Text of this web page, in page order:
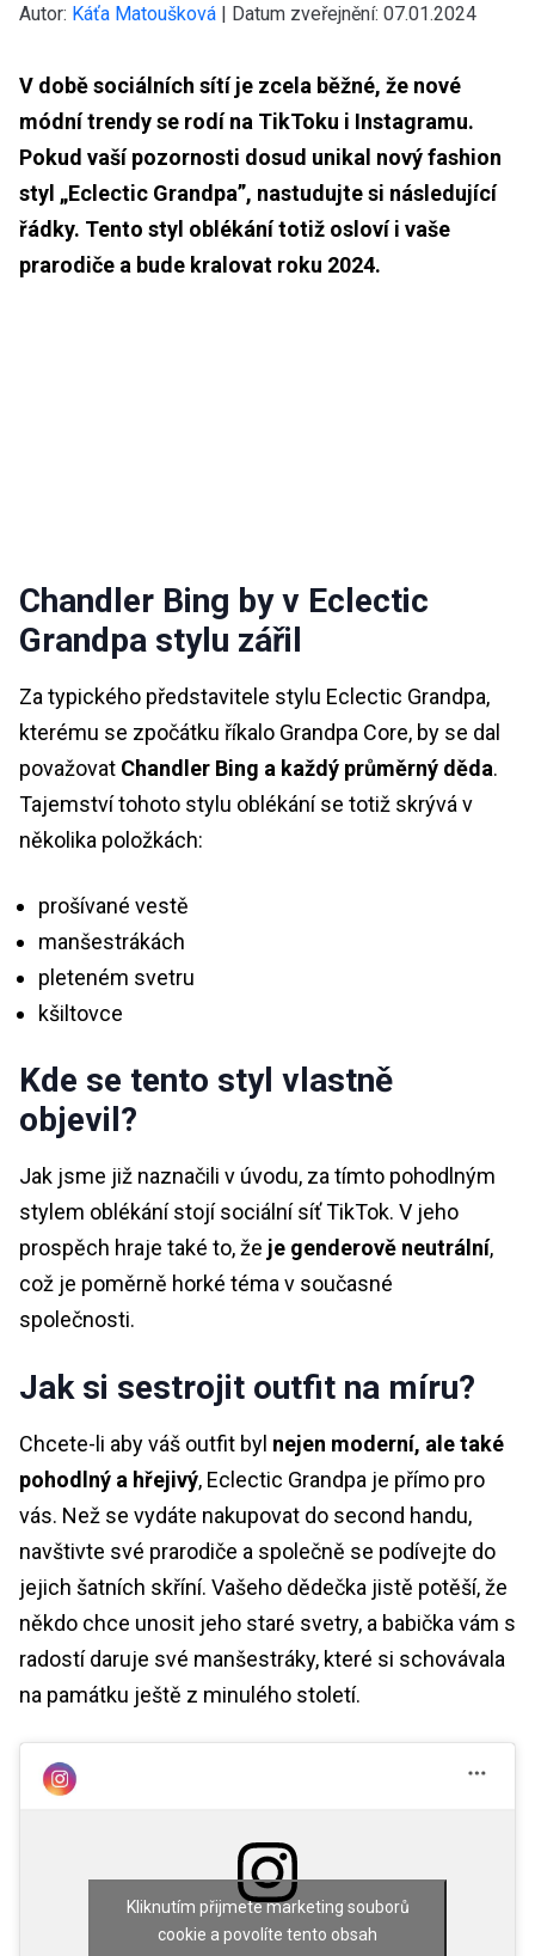
Autor: Káťa Matoušková | Datum zveřejnění: 07.01.2024
V době sociálních sítí je zcela běžné, že nové
módní trendy se rodí na TikToku i Instagramu.
Pokud vaší pozornosti dosud unikal nový fashion
styl „Eclectic Grandpa”, nastudujte si následující
řádky. Tento styl oblékání totiž osloví i vaše
prarodiče a bude kralovat roku 2024.
Chandler Bing by v Eclectic
Grandpa stylu zářil
Za typického představitele stylu Eclectic Grandpa,
kterému se zpočátku říkalo Grandpa Core, by se dal
považovat Chandler Bing a každý průměrný děda.
Tajemství tohoto stylu oblékání se totiž skrývá v
několika položkách:
prošívané vestě
manšestrákách
pleteném svetru
kšiltovce
Kde se tento styl vlastně
objevil?
Jak jsme již naznačili v úvodu, za tímto pohodlným
stylem oblékání stojí sociální síť TikTok. V jeho
prospěch hraje také to, že je genderově neutrální,
což je poměrně horké téma v současné
společnosti.
Jak si sestrojit outfit na míru?
Chcete-li aby váš outfit byl nejen moderní, ale také
pohodlný a hřejivý, Eclectic Grandpa je přímo pro
vás. Než se vydáte nakupovat do second handu,
navštivte své prarodiče a společně se podívejte do
jejich šatních skříní. Vašeho dědečka jistě potěší, že
někdo chce unosit jeho staré svetry, a babička vám s
radostí daruje své manšestráky, které si schovávala
na památku ještě z minulého století.
Kliknutím přijmete marketing souborů
cookie a povolíte tento obsah